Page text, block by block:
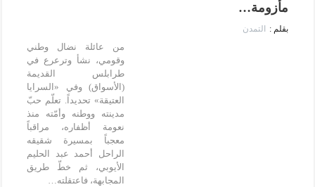
مأزومة…
التمدن
من عائلة نضال وطني
وقومي، نشأ وترعرع في
طرابلس القديمة
(الأسواق) وفي «السرايا
العتيقة» تحديداً. تعلّم حبّ
مدينته ووطنه وأمّته منذ
نعومة أظفاره، مراقباً
معجباً بمسيرة شقيقه
الراحل أحمد عبد الحليم
الأيوبي، ثم خطّ طريق
المجابهة، فاعتقلته…